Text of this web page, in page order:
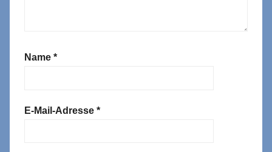
Name *
E-Mail-Adresse *